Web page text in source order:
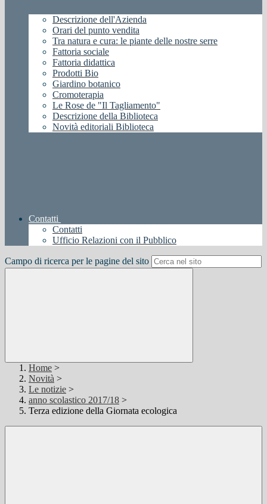
Descrizione dell'Azienda
Orari del punto vendita
Tra natura e cura: le piante delle nostre serre
Fattoria sociale
Fattoria didattica
Prodotti Bio
Giardino botanico
Cromoterapia
Le Rose de "Il Tagliamento"
Descrizione della Biblioteca
Novità editoriali Biblioteca
Contatti
Contatti
Ufficio Relazioni con il Pubblico
Campo di ricerca per le pagine del sito
Home >
Novità >
Le notizie >
anno scolastico 2017/18 >
Terza edizione della Giornata ecologica